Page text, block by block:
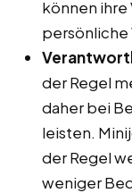
können
persönliche
der Regel
daher bei
leisten.
der Regel
weniger